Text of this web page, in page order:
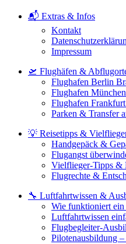
📬 Extras & Infos
Kontakt
Impressum
🛫 Flughäfen &
Flughafen Berlin
Flughafen
Flughafen
Parken & Transfer
💡 Reisetipps &
Handgepäck &
Flugangst
Vielflieger-Tipps &
Flugrechte &
🔧 Luftfahrtwissen &
Wie funktioniert ein
Luftfahrtwissen
Flugbegleiter-
Pilotenausbildung